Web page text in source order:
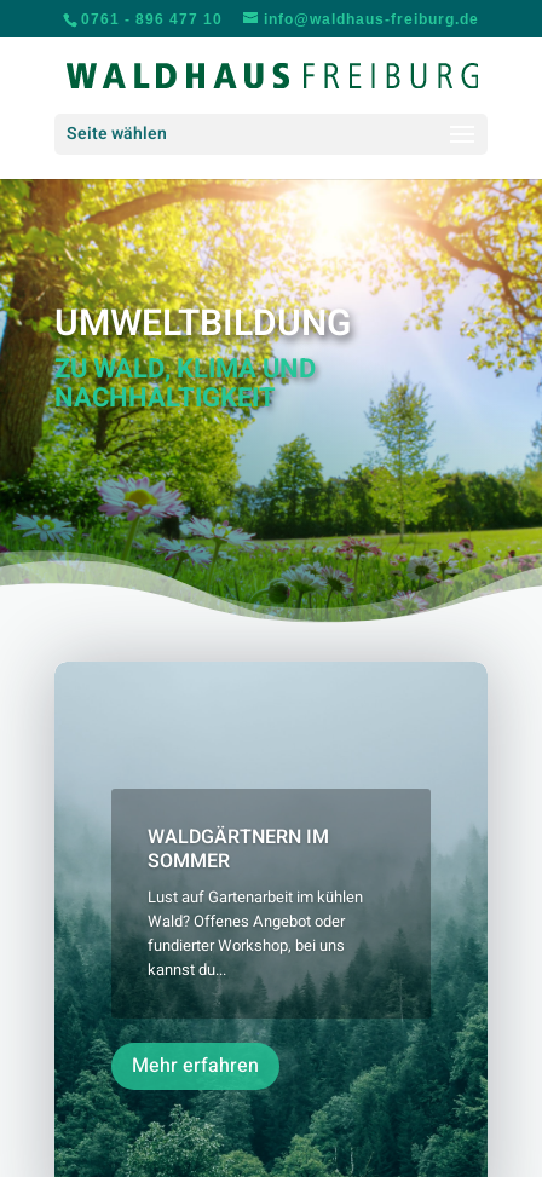
0761 - 896 477 10 info@waldhaus-freiburg.de
Seite wählen
UMWELTBILDUNG
ZU WALD, KLIMA UND
NACHHALTIGKEIT
WALDGÄRTNERN IM
SOMMER
Lust auf Gartenarbeit im kühlen
Wald? Offenes Angebot oder
fundierter Workshop, bei uns
kannst du...
Mehr erfahren